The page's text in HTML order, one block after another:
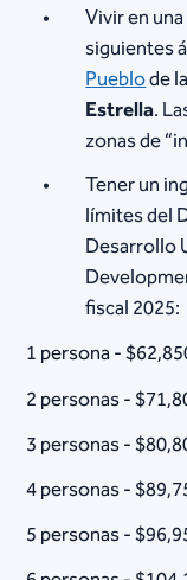
Vivir en
siguientes
Pueblode
Estrella.
zonas de
Tener un
límites del
Desarrollo
fiscal 2025:
1 persona -
2 personas -
3 personas -
4 personas -
5 personas -